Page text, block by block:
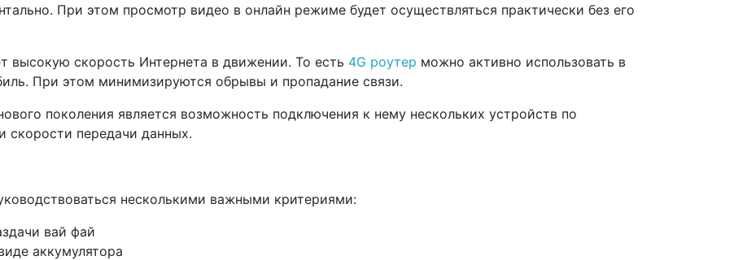
При этом просмотр видео в онлайн режиме будет осуществляться практически без его
высокую скорость Интернета в движении. То есть 4G роутер можно активно использовать в
При этом минимизируются обрывы и пропадание связи.
поколения является возможность подключения к нему нескольких устройств по
скорости передачи данных.
несколькими важными критериями:
вай фай
аккумулятора